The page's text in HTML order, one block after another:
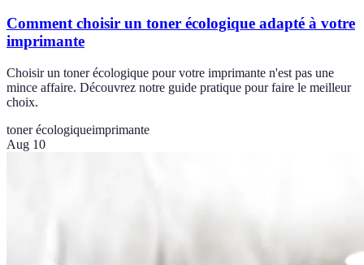
Comment choisir un toner écologique adapté à votre
imprimante
Choisir un toner écologique pour votre imprimante n'est pas une
mince affaire. Découvrez notre guide pratique pour faire le meilleur
choix.
toner écologiqueimprimante
Aug 10